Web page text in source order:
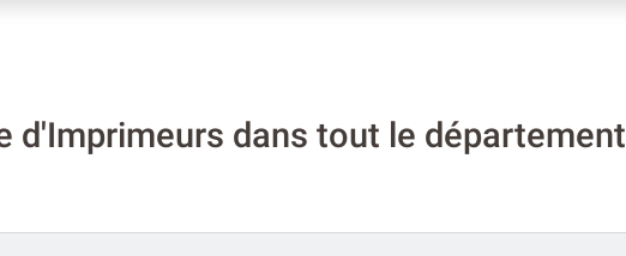
d'Imprimeurs dans tout le département